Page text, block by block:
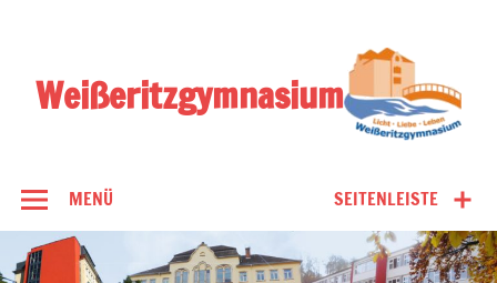
Weißeritzgymnasium
SEITENLEISTE
MENÜ